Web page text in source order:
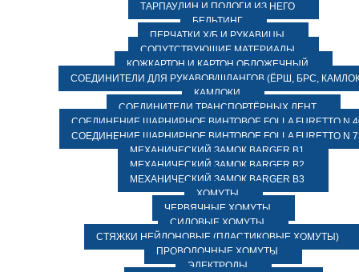
ТАРПАУЛИН И ПОЛОГИ ИЗ НЕГО
БЕЛЬТИНГ
ПЕРЧАТКИ Х/Б И РУКАВИЦЫ
СОПУТСТВУЮЩИЕ МАТЕРИАЛЫ
КОЖКАРТОН И КАРТОН ОБЛОЖЕЧНЫЙ
СОЕДИНИТЕЛИ ДЛЯ РУКАВОВ/ШЛАНГОВ (ЁРШ, БРС,
КАМЛОКИ
СОЕДИНИТЕЛИ ТРАНСПОРТЁРНЫХ ЛЕНТ
СОЕДИНЕНИЕ ШАРНИРНОЕ ВИНТОВОЕ FOLLA FURETTO N
СОЕДИНЕНИЕ ШАРНИРНОЕ ВИНТОВОЕ FOLLA FURETTO N
МЕХАНИЧЕСКИЙ ЗАМОК BARGER B1
МЕХАНИЧЕСКИЙ ЗАМОК BARGER B2
МЕХАНИЧЕСКИЙ ЗАМОК BARGER B3
ХОМУТЫ
ЧЕРВЯЧНЫЕ ХОМУТЫ
СИЛОВЫЕ ХОМУТЫ
СТЯЖКИ НЕЙЛОНОВЫЕ (ПЛАСТИКОВЫЕ ХОМУТЫ)
ПРОВОЛОЧНЫЕ ХОМУТЫ
ЭЛЕКТРОДЫ